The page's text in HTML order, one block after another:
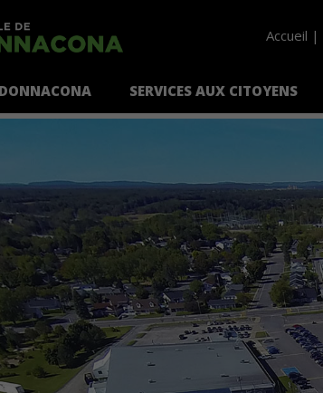
Accueil
SERVICES AUX CITOYENS